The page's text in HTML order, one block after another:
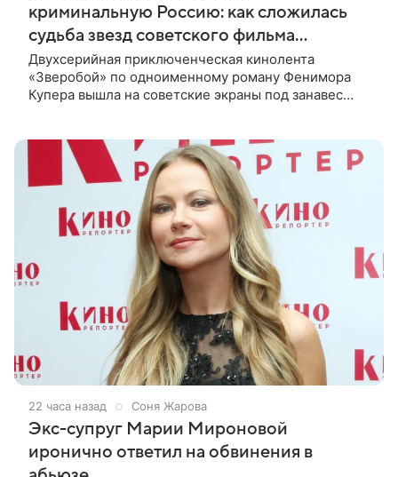
криминальную Россию: как сложилась
судьба звезд советского фильма
«Зверобой»
Двухсерийная приключенческая кинолента
«Зверобой» по одноименному роману Фенимора
Купера вышла на советские экраны под занавес
22 часа назад Соня Жарова
Экс-супруг Марии Мироновой
иронично ответил на обвинения в